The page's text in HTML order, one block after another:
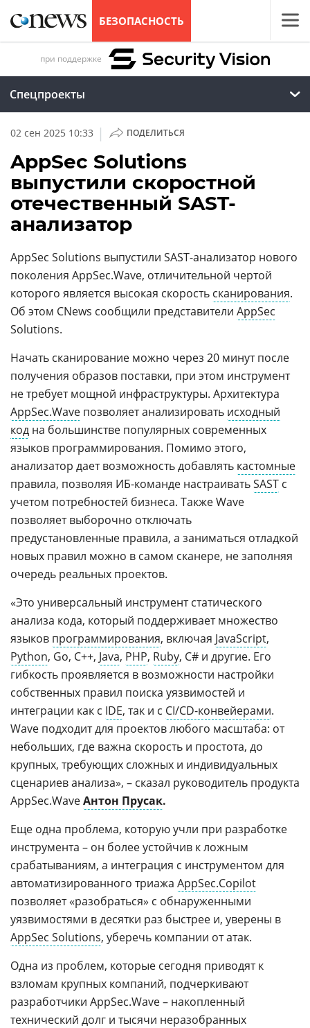
БЕЗОПАСНОСТЬ
при поддержке
Спецпроекты
02 сен 2025 10:33 | ПОДЕЛИТЬСЯ
AppSec Solutions
выпустили скоростной
отечественный SAST-
анализатор
AppSec Solutions выпустили SAST-анализатор нового
поколения AppSec.Wave, отличительной чертой
которого является высокая скорость сканирования.
Об этом CNews сообщили представители AppSec
Solutions.
Начать сканирование можно через 20 минут после
получения образов поставки, при этом инструмент
не требует мощной инфраструктуры. Архитектура
AppSec.Wave позволяет анализировать исходный
код на большинстве популярных современных
языков программирования. Помимо этого,
анализатор дает возможность добавлять кастомные
правила, позволяя ИБ-команде настраиватьSAST с
учетом потребностей бизнеса. Также Wave
позволяет выборочно отключать
предустановленные правила, а заниматься отладкой
новых правил можно в самом сканере, не заполняя
очередь реальных проектов.
«Это универсальный инструмент статического
анализа кода, который поддерживает множество
языков программирования, включая JavaScript,
Python, Go, C++, Java, PHP, Ruby, C# и другие. Его
гибкость проявляется в возможности настройки
собственных правил поиска уязвимостей и
интеграции как с IDE, так и с CI/CD-конвейерами.
Wave подходит для проектов любого масштаба: от
небольших, где важна скорость и простота, до
крупных, требующих сложных и индивидуальных
сценариев анализа», – сказал руководитель продукта
AppSec.WaveАнтон Прусак.
Еще одна проблема, которую учли при разработке
инструмента – он более устойчив к ложным
срабатываниям, а интеграция с инструментом для
автоматизированного триажа AppSec.Copilot
позволяет «разобраться» с обнаруженными
уязвимостями в десятки раз быстрее и, уверены в
AppSec Solutions, уберечь компании от атак.
Одна из проблем, которые сегодня приводят к
взломам крупных компаний, подчеркивают
разработчики AppSec.Wave – накопленный
технический долг и тысячи неразобранных